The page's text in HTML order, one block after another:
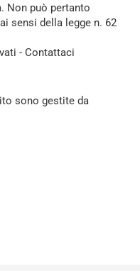
Non può pertanto
sensi della legge n. 62
- Contattaci
sono gestite da